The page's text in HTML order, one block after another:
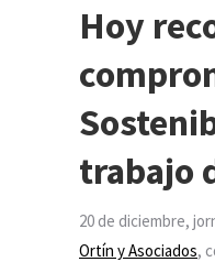
Hoy
trabajo
20 de diciembre,
Ortín y Asociados,